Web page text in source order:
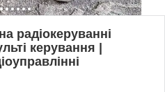
радіокеруванні
керування |